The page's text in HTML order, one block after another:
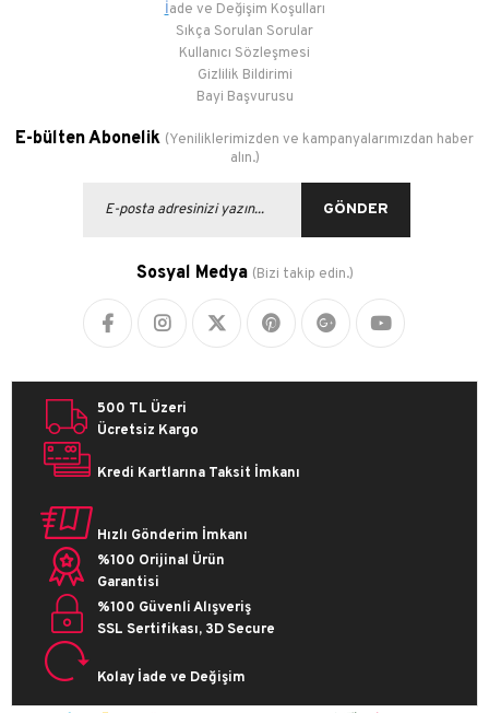
İade ve Değişim Koşulları
Sıkça Sorulan Sorular
Kullanıcı Sözleşmesi
Gizlilik Bildirimi
Bayi Başvurusu
E-bülten Abonelik (Yeniliklerimizden ve kampanyalarımızdan haber
alın.)
GÖNDER
Sosyal Medya (Bizi takip edin.)
500 TL Üzeri
Ücretsiz Kargo
Kredi Kartlarına Taksit İmkanı
Hızlı Gönderim İmkanı
%100 Orijinal Ürün
Garantisi
%100 Güvenli Alışveriş
SSL Sertifikası, 3D Secure
Kolay İade ve Değişim